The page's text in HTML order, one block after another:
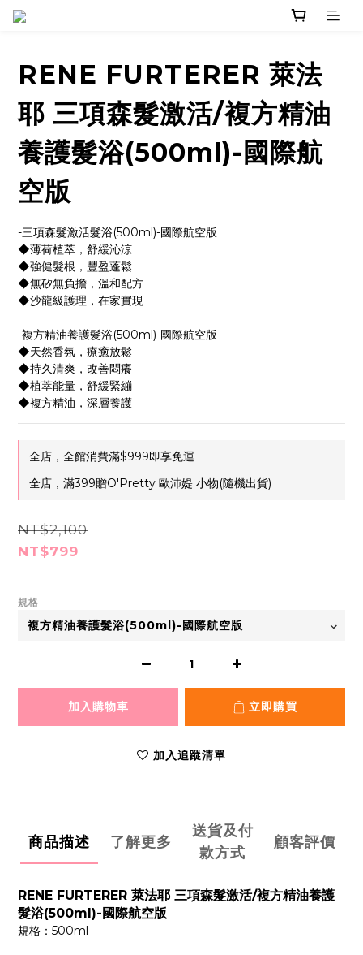
RENE FURTERER 萊法
耶 三項森髮激活/複方精油
養護髮浴(500ml)-國際航
空版
-三項森髮激活髮浴(500ml)-國際航空版
◆薄荷植萃，舒緩沁涼
◆強健髮根，豐盈蓬鬆
◆無矽無負擔，溫和配方
◆沙龍級護理，在家實現
-複方精油養護髮浴(500ml)-國際航空版
◆天然香氛，療癒放鬆
◆持久清爽，改善悶癢
◆植萃能量，舒緩緊繃
◆複方精油，深層養護
全店，全館消費滿$999即享免運
全店，滿399贈O'Pretty 歐沛媞 小物(隨機出貨)
NT$2,100
NT$799
規格
加入購物車 立即購買
加入追蹤清單
商品描述 了解更多
送貨及付
款方式
顧客評價
RENE FURTERER 萊法耶 三項森髮激活/複方精油養護
髮浴(500ml)-國際航空版
規格：500ml